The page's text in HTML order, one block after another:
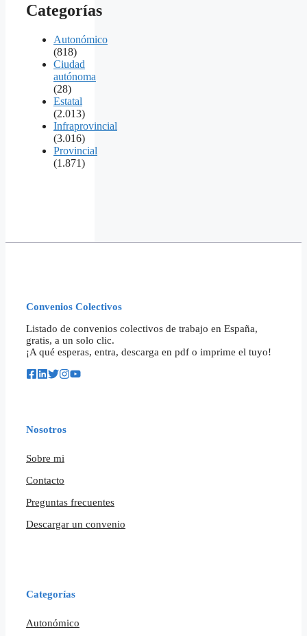
Categorías
Autonómico
(818)
Ciudad
autónoma
(28)
Estatal
(2.013)
Infraprovincial
(3.016)
Provincial
(1.871)
Convenios Colectivos
Listado de convenios colectivos de trabajo en España,
gratis, a un solo clic.
¡A qué esperas, entra, descarga en pdf o imprime el tuyo!
Nosotros
Sobre mi
Contacto
Preguntas frecuentes
Descargar un convenio
Categorías
Autonómico